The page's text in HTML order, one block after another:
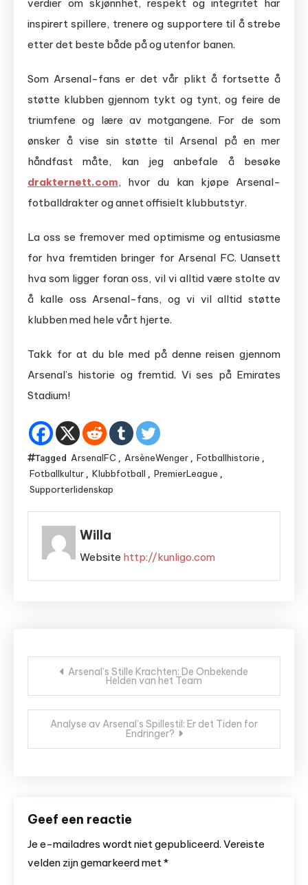
verdier om skjønnhet, respekt og integritet har
inspirert spillere, trenere og supportere til å strebe
etter det beste både på og utenfor banen.
Som Arsenal-fans er det vår plikt å fortsette å
støtte klubben gjennom tykt og tynt, og feire de
triumfene og lære av motgangene. For de som
ønsker å vise sin støtte til Arsenal på en mer
håndfast måte, kan jeg anbefale å besøke
drakternett.com, hvor du kan kjøpe Arsenal-
fotballdrakter og annet offisielt klubbutstyr.
La oss se fremover med optimisme og entusiasme
for hva fremtiden bringer for Arsenal FC. Uansett
hva som ligger foran oss, vil vi alltid være stolte av
å kalle oss Arsenal-fans, og vi vil alltid støtte
klubben med hele vårt hjerte.
Takk for at du ble med på denne reisen gjennom
Arsenal’s historie og fremtid. Vi ses på Emirates
Stadium!
Tagged ArsenalFC , ArsèneWenger , Fotballhistorie ,
Fotballkultur , Klubbfotball , PremierLeague ,
Supporterlidenskap
Willa
Website http://kunligo.com
Bericht
navigatie
Arsenal’s Stille Krachten: De Onbekende
Helden van het Team
Analyse av Arsenal’s Spillestil: Er det Tiden for
Endringer?
Geef een reactie
Je e-mailadres wordt niet gepubliceerd. Vereiste
velden zijn gemarkeerd met*